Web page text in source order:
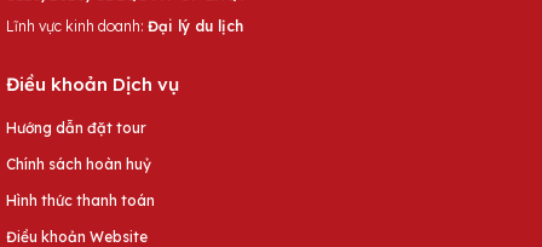
Lĩnh vực kinh doanh: Đại lý du lịch
Điều khoản Dịch vụ
Hướng dẫn đặt tour
Chính sách hoàn huỷ
Hình thức thanh toán
Điều khoản Website